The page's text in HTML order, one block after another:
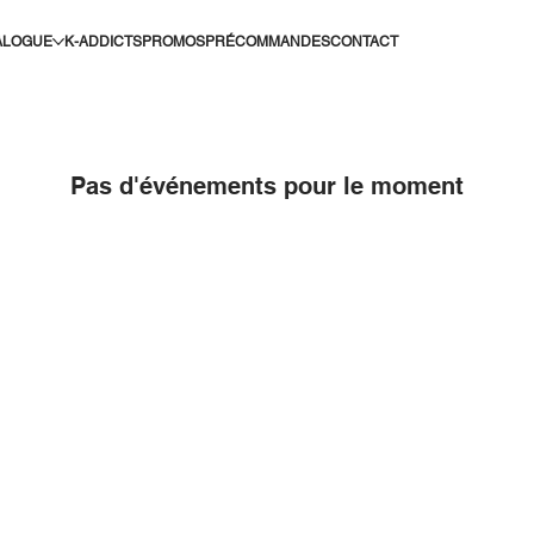
K-ADDICTSPROMOSPRÉCOMMANDESCONTACT
Pas d'événements pour le moment